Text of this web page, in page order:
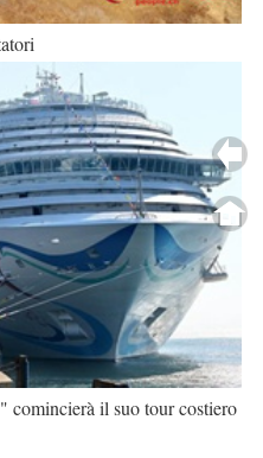
il suo tour costiero